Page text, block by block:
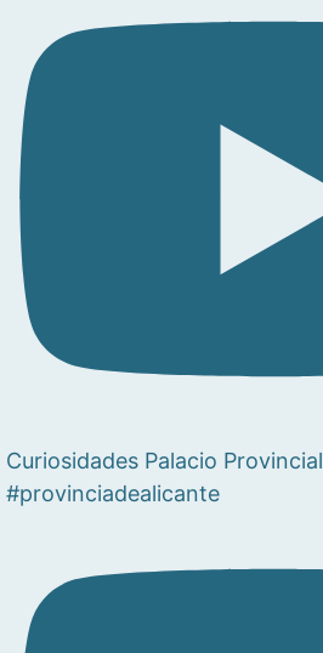
Curiosidades Palacio Provincial
#provinciadealicante